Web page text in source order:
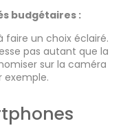
budgétaires :
faire un choix éclairé.
pas autant que la
sur la caméra
exemple.